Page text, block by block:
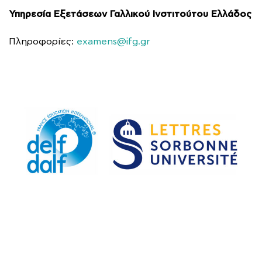
Υπηρεσία Εξετάσεων Γαλλικού Ινστιτούτου Ελλάδος
Πληροφορίες: examens@ifg.gr